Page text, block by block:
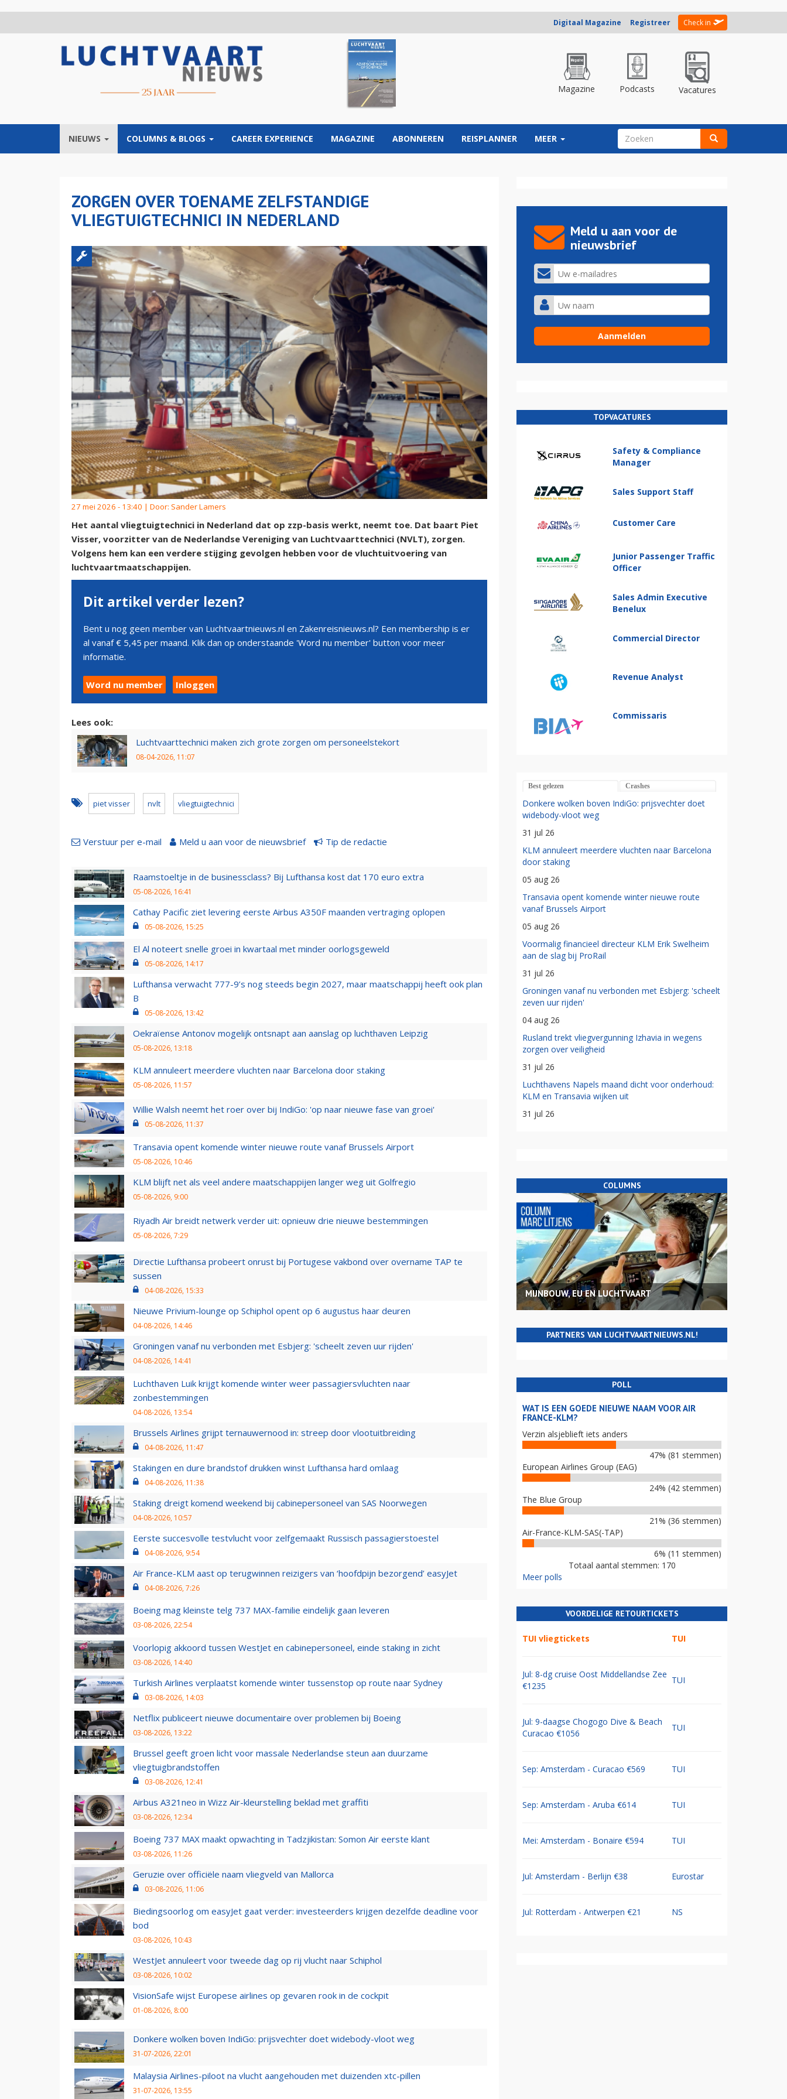
Digitaal Magazine Registreer Check in
Magazine Podcasts Vacatures
NIEUWS COLUMNS & BLOGS CAREER EXPERIENCE MAGAZINE ABONNEREN REISPLANNER MEER ZOEKVELD
ZORGEN OVER TOENAME ZELFSTANDIGE
VLIEGTUIGTECHNICI IN NEDERLAND
27 mei 2026 - 13:40 | Door: Sander Lamers
Het aantal vliegtuigtechnici in Nederland dat op zzp-basis werkt, neemt toe. Dat baart Piet
Visser, voorzitter van de Nederlandse Vereniging van Luchtvaarttechnici (NVLT), zorgen.
Volgens hem kan een verdere stijging gevolgen hebben voor de vluchtuitvoering van
luchtvaartmaatschappijen.
Dit artikel verder lezen?
Bent u nog geen member van Luchtvaartnieuws.nl en Zakenreisnieuws.nl? Een membership is er
al vanaf € 5,45 per maand. Klik dan op onderstaande 'Word nu member' button voor meer
informatie.
Word nu member Inloggen
Lees ook:
Luchtvaarttechnici maken zich grote zorgen om personeelstekort
08-04-2026, 11:07
piet visser nvlt vliegtuigtechnici
Verstuur per e-mail Meld u aan voor de nieuwsbrief Tip de redactie
Raamstoeltje in de businessclass? Bij Lufthansa kost dat 170 euro extra
05-08-2026, 16:41
Cathay Pacific ziet levering eerste Airbus A350F maanden vertraging oplopen
05-08-2026, 15:25
El Al noteert snelle groei in kwartaal met minder oorlogsgeweld
05-08-2026, 14:17
Lufthansa verwacht 777-9’s nog steeds begin 2027, maar maatschappij heeft ook plan
B
05-08-2026, 13:42
Oekraïense Antonov mogelijk ontsnapt aan aanslag op luchthaven Leipzig
05-08-2026, 13:18
KLM annuleert meerdere vluchten naar Barcelona door staking
05-08-2026, 11:57
Willie Walsh neemt het roer over bij IndiGo: 'op naar nieuwe fase van groei'
05-08-2026, 11:37
Transavia opent komende winter nieuwe route vanaf Brussels Airport
05-08-2026, 10:46
KLM blijft net als veel andere maatschappijen langer weg uit Golfregio
05-08-2026, 9:00
Riyadh Air breidt netwerk verder uit: opnieuw drie nieuwe bestemmingen
05-08-2026, 7:29
Directie Lufthansa probeert onrust bij Portugese vakbond over overname TAP te
sussen
04-08-2026, 15:33
Nieuwe Privium-lounge op Schiphol opent op 6 augustus haar deuren
04-08-2026, 14:46
Groningen vanaf nu verbonden met Esbjerg: 'scheelt zeven uur rijden'
04-08-2026, 14:41
Luchthaven Luik krijgt komende winter weer passagiersvluchten naar
zonbestemmingen
04-08-2026, 13:54
Brussels Airlines grijpt ternauwernood in: streep door vlootuitbreiding
04-08-2026, 11:47
Stakingen en dure brandstof drukken winst Lufthansa hard omlaag
04-08-2026, 11:38
Staking dreigt komend weekend bij cabinepersoneel van SAS Noorwegen
04-08-2026, 10:57
Eerste succesvolle testvlucht voor zelfgemaakt Russisch passagierstoestel
04-08-2026, 9:54
Air France-KLM aast op terugwinnen reizigers van ‘hoofdpijn bezorgend’ easyJet
04-08-2026, 7:26
Boeing mag kleinste telg 737 MAX-familie eindelijk gaan leveren
03-08-2026, 22:54
Voorlopig akkoord tussen WestJet en cabinepersoneel, einde staking in zicht
03-08-2026, 14:40
Turkish Airlines verplaatst komende winter tussenstop op route naar Sydney
03-08-2026, 14:03
Netflix publiceert nieuwe documentaire over problemen bij Boeing
03-08-2026, 13:22
Brussel geeft groen licht voor massale Nederlandse steun aan duurzame
vliegtuigbrandstoffen
03-08-2026, 12:41
Airbus A321neo in Wizz Air-kleurstelling beklad met graffiti
03-08-2026, 12:34
Boeing 737 MAX maakt opwachting in Tadzjikistan: Somon Air eerste klant
03-08-2026, 11:26
Geruzie over officiële naam vliegveld van Mallorca
03-08-2026, 11:06
Biedingsoorlog om easyJet gaat verder: investeerders krijgen dezelfde deadline voor
bod
03-08-2026, 10:43
WestJet annuleert voor tweede dag op rij vlucht naar Schiphol
03-08-2026, 10:02
VisionSafe wijst Europese airlines op gevaren rook in de cockpit
01-08-2026, 8:00
Donkere wolken boven IndiGo: prijsvechter doet widebody-vloot weg
31-07-2026, 22:01
Malaysia Airlines-piloot na vlucht aangehouden met duizenden xtc-pillen
31-07-2026, 13:55
Meld u aan voor de
nieuwsbrief
TOPVACATURES
Safety & Compliance
Manager
Sales Support Staff
Customer Care
Junior Passenger Traffic
Officer
Sales Admin Executive
Benelux
Commercial Director
Revenue Analyst
Commissaris
Best gelezen Crashes
Donkere wolken boven IndiGo: prijsvechter doet
widebody-vloot weg
31 jul 26
KLM annuleert meerdere vluchten naar Barcelona
door staking
05 aug 26
Transavia opent komende winter nieuwe route
vanaf Brussels Airport
05 aug 26
Voormalig financieel directeur KLM Erik Swelheim
aan de slag bij ProRail
31 jul 26
Groningen vanaf nu verbonden met Esbjerg: 'scheelt
zeven uur rijden'
04 aug 26
Rusland trekt vliegvergunning Izhavia in wegens
zorgen over veiligheid
31 jul 26
Luchthavens Napels maand dicht voor onderhoud:
KLM en Transavia wijken uit
31 jul 26
COLUMNS
MIJNBOUW, EU EN LUCHTVAART
PARTNERS VAN LUCHTVAARTNIEUWS.NL!
POLL
WAT IS EEN GOEDE NIEUWE NAAM VOOR AIR
FRANCE-KLM?
Verzin alsjeblieft iets anders
47% (81 stemmen)
European Airlines Group (EAG)
24% (42 stemmen)
The Blue Group
21% (36 stemmen)
Air-France-KLM-SAS(-TAP)
6% (11 stemmen)
Totaal aantal stemmen: 170
Meer polls
VOORDELIGE RETOURTICKETS
TUI vliegtickets TUI
Jul: 8-dg cruise Oost Middellandse Zee
€1235
TUI
Jul: 9-daagse Chogogo Dive & Beach
Curacao €1056
TUI
Sep: Amsterdam - Curacao €569 TUI
Sep: Amsterdam - Aruba €614 TUI
Mei: Amsterdam - Bonaire €594 TUI
Jul: Amsterdam - Berlijn €38 Eurostar
Jul: Rotterdam - Antwerpen €21 NS